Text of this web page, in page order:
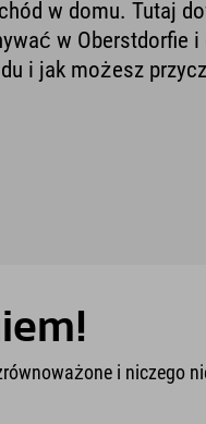
w domu. Tutaj
w Oberstdorfie
i jak możesz
i niczego